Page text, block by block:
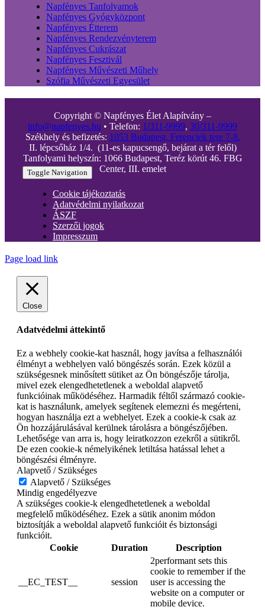
Napfényes Tanfolyamok
Napfényes Gyógyközpont
Napfényes Étterem
Napfényes Rendezvényterem
Napfényes Cukrászat
Napfényes Fesztivál
Napfényes Művészeti Műhely
Szófia Művészeti Egyesület
Copyright © Napfényes Élet Alapítvány –
info@napfenyes.hu • Telefon: 1/311-9999, 30/311-9999
Székhely és befizetés: 1053 Budapest, Ferenciek tere 7-8.
II. lépcsőház 1/4. (11-es kapucsengő, bejárat a tér felől)
Tanfolyami helyszín: 1066 Budapest, Teréz körút 46. FBG
Center, III. emelet
Toggle Navigation
Cookie tájékoztatás
Adatvédelmi nyilatkozat
ÁSZF
Szerzői jogok
Impresszum
Page load link
Close
Adatvédelmi áttekintő
Ez a webhely cookie-kat használ, hogy javítsa a felhasználói
élményt a webhelyen való böngészés során. Ezek közül a
szükségesnek minősített sütiket az Ön böngészője tárolja,
mivel ezek elengedhetetlenek a weboldal alapvető
funkcióinak működéséhez. Harmadik féltől származó cookie-
kat is használunk, amelyek segítenek elemezni és megérteni,
hogyan használja ezt a webhelyet. Ezek a cookie-k csak az
Ön hozzájárulásával kerülnek tárolásra a böngészőjében.
Lehetősége van arra is, hogy leiratkozzon ezekről a sütikről.
De ezen cookie-k némelyikének letiltása hatással lehet a
böngészési élményre.
Alapvető / Szükséges
Alapvető / Szükséges
Mindig engedélyezve
A szükséges cookie-k elengedhetetlenek a weboldal
megfelelő működéséhez. Ezek a sütik anonim módon
biztosítják a weboldal alapvető funkcióit és biztonsági
funkcióit.
Cookie
Duration Description
__EC_TEST__ session
2performant sets this
cookie to remember if the
user is accessing the
website on a computer or
mobile device.